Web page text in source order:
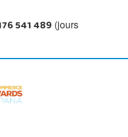
541 489 (jours